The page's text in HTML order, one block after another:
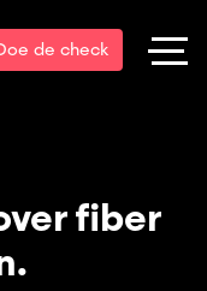
de check
fiber